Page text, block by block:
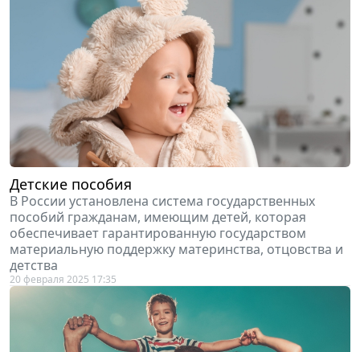
Детские пособия
В России установлена система государственных
пособий гражданам, имеющим детей, которая
обеспечивает гарантированную государством
материальную поддержку материнства, отцовства и
детства
20 февраля 2025 17:35